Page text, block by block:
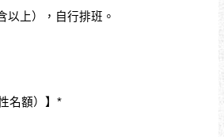
以上），自行排班。
名額）】*